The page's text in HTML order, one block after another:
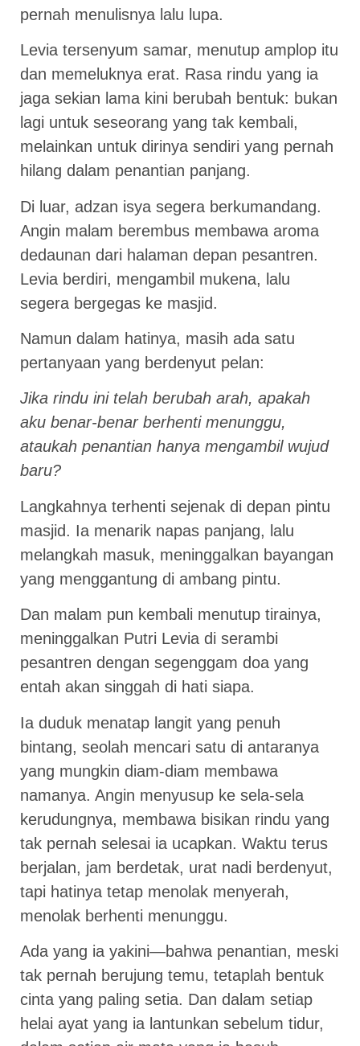
pernah menulisnya lalu lupa.
Levia tersenyum samar, menutup amplop itu
dan memeluknya erat. Rasa rindu yang ia
jaga sekian lama kini berubah bentuk: bukan
lagi untuk seseorang yang tak kembali,
melainkan untuk dirinya sendiri yang pernah
hilang dalam penantian panjang.
Di luar, adzan isya segera berkumandang.
Angin malam berembus membawa aroma
dedaunan dari halaman depan pesantren.
Levia berdiri, mengambil mukena, lalu
segera bergegas ke masjid.
Namun dalam hatinya, masih ada satu
pertanyaan yang berdenyut pelan:
Jika rindu ini telah berubah arah, apakah
aku benar-benar berhenti menunggu,
ataukah penantian hanya mengambil wujud
baru?
Langkahnya terhenti sejenak di depan pintu
masjid. Ia menarik napas panjang, lalu
melangkah masuk, meninggalkan bayangan
yang menggantung di ambang pintu.
Dan malam pun kembali menutup tirainya,
meninggalkan Putri Levia di serambi
pesantren dengan segenggam doa yang
entah akan singgah di hati siapa.
Ia duduk menatap langit yang penuh
bintang, seolah mencari satu di antaranya
yang mungkin diam-diam membawa
namanya. Angin menyusup ke sela-sela
kerudungnya, membawa bisikan rindu yang
tak pernah selesai ia ucapkan. Waktu terus
berjalan, jam berdetak, urat nadi berdenyut,
tapi hatinya tetap menolak menyerah,
menolak berhenti menunggu.
Ada yang ia yakini—bahwa penantian, meski
tak pernah berujung temu, tetaplah bentuk
cinta yang paling setia. Dan dalam setiap
helai ayat yang ia lantunkan sebelum tidur,